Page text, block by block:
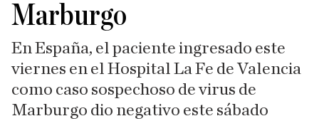
Marburgo
En España, el paciente ingresado este
viernes en el Hospital La Fe de Valencia
como caso sospechoso de virus de
Marburgo dio negativo este sábado